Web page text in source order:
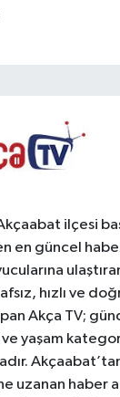
ilçesi
en güncel
hızlı ve
Akça TV;
yaşam
uzanan haber